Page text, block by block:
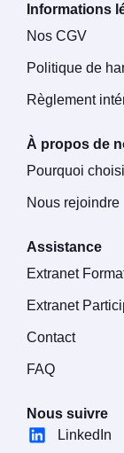
Informations
Nos CGV
Politique de
Règlement
À propos de
Pourquoi
Nous rejoindre
Assistance
Extranet
Extranet
Contact
FAQ
Nous suivre
LinkedIn